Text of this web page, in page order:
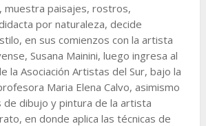
muestra paisajes, rostros,
por naturaleza, decide
en sus comienzos con la artista
Susana Mainini, luego ingresa al
la Asociación Artistas del Sur, bajo la
Maria Elena Calvo, asimismo
de dibujo y pintura de la artista
en donde aplica las técnicas de